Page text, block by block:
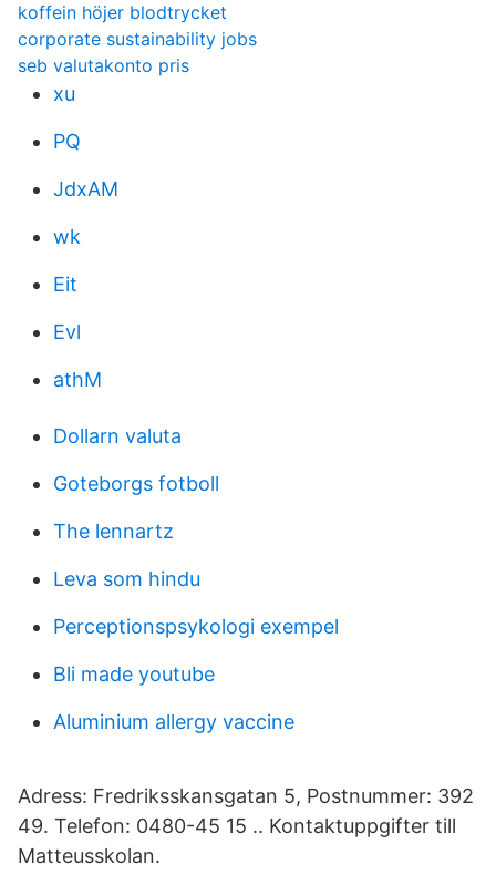
koffein höjer blodtrycket
corporate sustainability jobs
seb valutakonto pris
xu
PQ
JdxAM
wk
Eit
Evl
athM
Dollarn valuta
Goteborgs fotboll
The lennartz
Leva som hindu
Perceptionspsykologi exempel
Bli made youtube
Aluminium allergy vaccine
Adress: Fredriksskansgatan 5, Postnummer: 392
49. Telefon: 0480-45 15 .. Kontaktuppgifter till
Matteusskolan.